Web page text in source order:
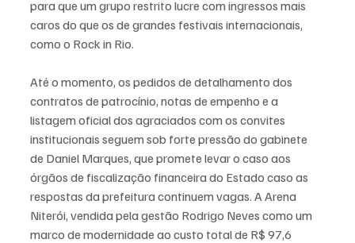
para que um grupo restrito lucre com ingressos mais
caros do que os de grandes festivais internacionais,
como o Rock in Rio.
Até o momento, os pedidos de detalhamento dos
contratos de patrocínio, notas de empenho e a
listagem oficial dos agraciados com os convites
institucionais seguem sob forte pressão do gabinete
de Daniel Marques, que promete levar o caso aos
órgãos de fiscalização financeira do Estado caso as
respostas da prefeitura continuem vagas. A Arena
Niterói, vendida pela gestão Rodrigo Neves como um
marco de modernidade ao custo total de R$ 97,6